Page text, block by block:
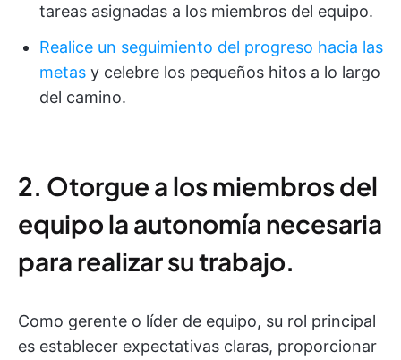
tareas asignadas a los miembros del equipo.
Realice un seguimiento del progreso hacia las
metas y celebre los pequeños hitos a lo largo
del camino.
2. Otorgue a los miembros del
equipo la autonomía necesaria
para realizar su trabajo.
Como gerente o líder de equipo, su rol principal
es establecer expectativas claras, proporcionar